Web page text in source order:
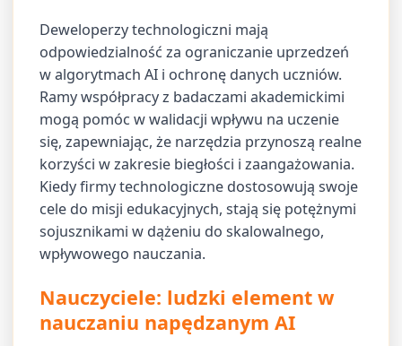
Deweloperzy technologiczni mają
odpowiedzialność za ograniczanie uprzedzeń
w algorytmach AI i ochronę danych uczniów.
Ramy współpracy z badaczami akademickimi
mogą pomóc w walidacji wpływu na uczenie
się, zapewniając, że narzędzia przynoszą realne
korzyści w zakresie biegłości i zaangażowania.
Kiedy firmy technologiczne dostosowują swoje
cele do misji edukacyjnych, stają się potężnymi
sojusznikami w dążeniu do skalowalnego,
wpływowego nauczania.
Nauczyciele: ludzki element w
nauczaniu napędzanym AI